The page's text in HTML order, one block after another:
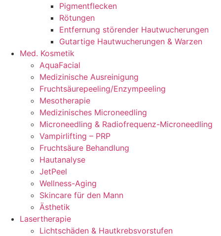
Pigmentflecken
Rötungen
Entfernung störender Hautwucherungen
Gutartige Hautwucherungen & Warzen
Med. Kosmetik
AquaFacial
Medizinische Ausreinigung
Fruchtsäurepeeling/Enzympeeling
Mesotherapie
Medizinisches Microneedling
Microneedling & Radiofrequenz-Microneedling
Vampirlifting – PRP
Fruchtsäure Behandlung
Hautanalyse
JetPeel
Wellness-Aging
Skincare für den Mann
Ästhetik
Lasertherapie
Lichtschäden & Hautkrebsvorstufen